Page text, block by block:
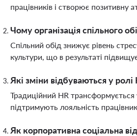
працівників і створює позитивну
Чому організація спільного
Спільний обід знижує рівень
культури, що в результаті
Які зміни відбуваються у
Традиційний HR трансформується
підтримують лояльність
Як корпоративна соціальна